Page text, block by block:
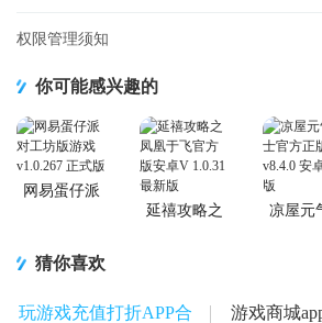
权限管理须知
你可能感兴趣的
网易蛋仔派
延禧攻略之
凉屋元
猜你喜欢
玩游戏充值打折APP合 游戏商城